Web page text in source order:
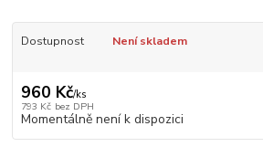
Dostupnost Není skladem
960 Kč/ks
793 Kč bez DPH
Momentálně není k dispozici